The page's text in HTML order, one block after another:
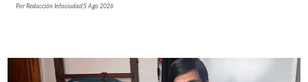
PorRedacción Infociudad5 Ago 2026